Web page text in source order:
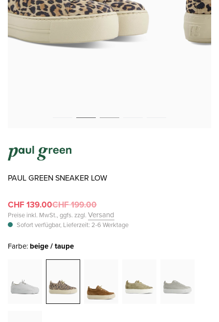
PAUL GREEN SNEAKER LOW
CHF 139.00CHF 199.00
Preise inkl. MwSt., ggfs. zzgl. Versand
Sofort verfügbar, Lieferzeit: 2-6 Werktage
Farbe: beige / taupe